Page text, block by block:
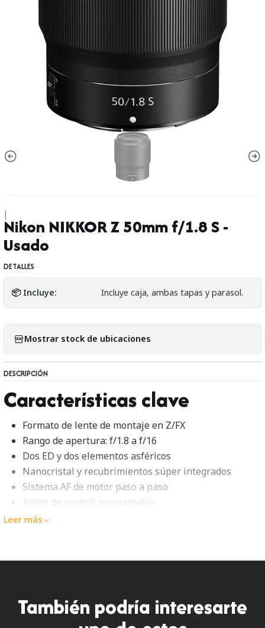
|
Nikon NIKKOR Z 50mm f/1.8 S -
Usado
DETALLES
📦 Incluye: Incluye caja, ambas tapas y parasol.
Mostrar stock de ubicaciones
DESCRIPCIÓN
Características clave
Formato de lente de montaje en Z/FX
Rango de apertura: f/1.8 a f/16
Dos ED y dos elementos asféricos
Nanocristal y recubrimientos súper integrados
Sistema AF de motor paso a paso
Anillo de control programable
Construcción sellada a la intemperie
Nikon NIKKOR Z 50mm f/1.8 S
Un primo compacto y bien versado, elNIKKOR Z 50mm
ofrece un campo de visión de longitud
Leer más
También podría interesarte